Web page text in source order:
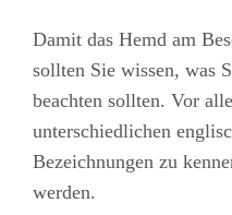
Damit das Hemd am
sollten Sie wissen, was
beachten sollten. Vor
unterschiedlichen
Bezeichnungen zu
werden.